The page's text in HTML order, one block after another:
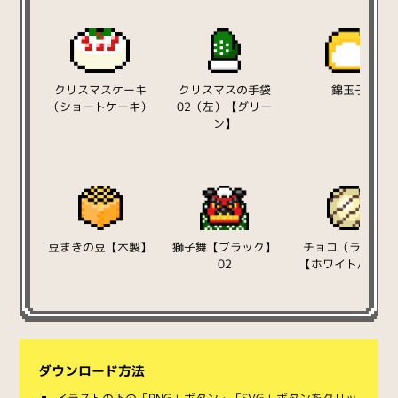
クリスマスケーキ
（ショートケーキ）
クリスマスの手袋
02（左）【グリー
ン】
錦玉子
豆まきの豆【木製】
獅子舞【ブラック】
02
チョコ（ライン）
【ホワイト/丸型】
ダウンロード方法